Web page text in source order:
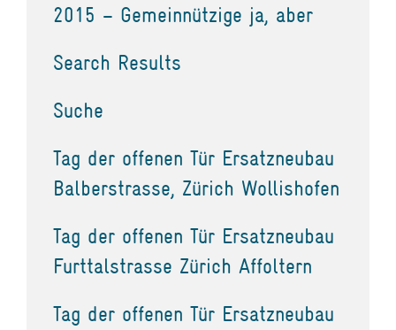
2015 – Gemeinnützige ja, aber
Search Results
Suche
Tag der offenen Tür Ersatzneubau
Balberstrasse, Zürich Wollishofen
Tag der offenen Tür Ersatzneubau
Furttalstrasse Zürich Affoltern
Tag der offenen Tür Ersatzneubau